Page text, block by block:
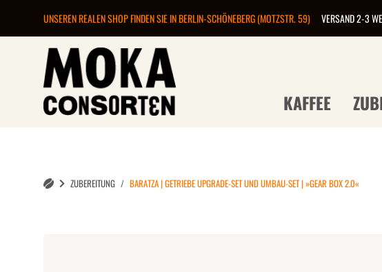
UNSEREN REALEN SHOP FINDEN SIE IN BERLIN-SCHÖNEBERG (MOTZSTR. 59) VERSAND 2-3
KAFFEE
ZUBEREITUNG BARATZA | GETRIEBE UPGRADE-SET UND UMBAU-SET | »GEAR BOX 2.0«